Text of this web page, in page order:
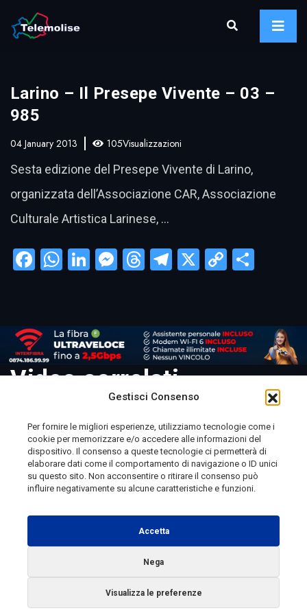
Gestisci Consenso
Per fornire le migliori esperienze, utilizziamo tecnologie come i
cookie per memorizzare e/o accedere alle informazioni del
dispositivo. Il consenso a queste tecnologie ci permetterà di
elaborare dati come il comportamento di navigazione o ID unici
su questo sito. Non acconsentire o ritirare il consenso può
influire negativamente su alcune caratteristiche e funzioni.
Accetta
Nega
Visualizza le preferenze
Larino – Il Presepe Vivente – 03 –
985
04 January 2013 105Visualizzazioni
Sesta edizione del Presepe Vivente di Larino,
organizzata dell’Associazione CAR, Associazione
Culturale Artistica Larinese, …
Facebook
WhatsApp
LinkedIn
Messenger
Threads
Telegram
X
Copy
Video correlati
Telemolise - reg. Tribunale di Campobasso n. 133 del
10/08/1982 - Direttore Responsabile:MANUELA
PETESCIA
Campobasso n. 224 del 4/5/1996 - Direttore Responsabile:
Radio Tele Molise s.r.l. - P.IVA 00213640709